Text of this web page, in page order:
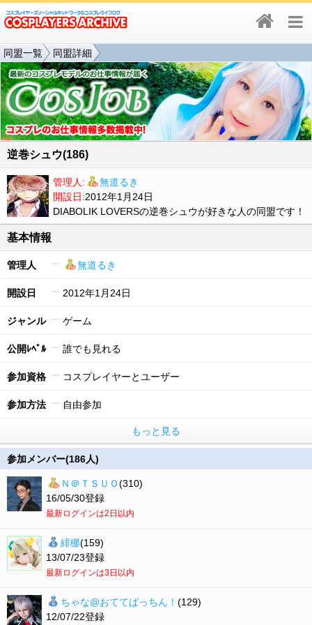
同盟一覧 同盟詳細
逆巻シュウ(186)
管理人:
無道るき
開設日:2012年1月24日
DIABOLIK LOVERSの逆巻シュウが好きな人の同盟です！
基本情報
管理人 無道るき
開設日 2012年1月24日
ジャンル ゲーム
公開ﾚﾍﾞﾙ 誰でも見れる
参加資格 コスプレイヤーとユーザー
参加方法 自由参加
もっと見る
参加メンバー(186人)
Ｎ＠ＴＳＵＯ(310)
16/05/30登録
最新ログインは2日以内
緋梛(159)
13/07/23登録
最新ログインは3日以内
ちゃな@おててぱっちん！ (129)
12/07/22登録